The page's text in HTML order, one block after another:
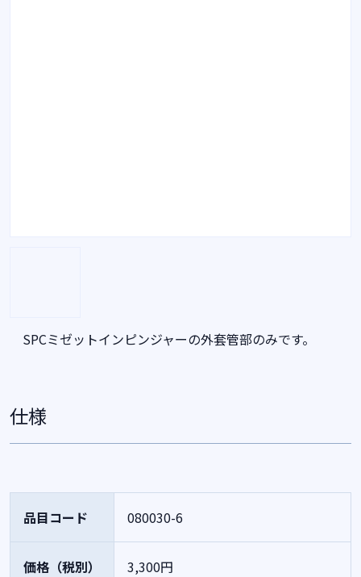
SPCミゼットインピンジャーの外套管部のみです。
仕様
品目コード 080030-6
価格（税別） 3,300円